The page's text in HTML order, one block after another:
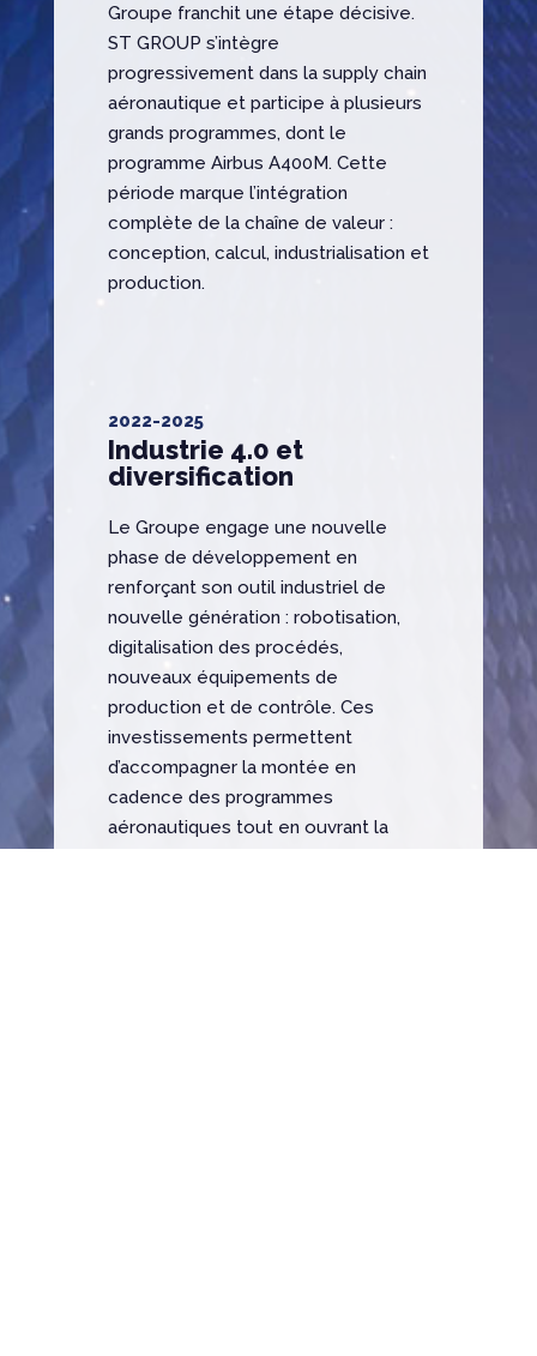
Groupe franchit une étape décisive.
ST GROUP s’intègre
progressivement dans la supply chain
aéronautique et participe à plusieurs
grands programmes, dont le
programme Airbus A400M. Cette
période marque l’intégration
complète de la chaîne de valeur :
conception, calcul, industrialisation et
production.
2022-2025
Industrie 4.0 et
diversification
Le Groupe engage une nouvelle
phase de développement en
renforçant son outil industriel de
nouvelle génération : robotisation,
digitalisation des procédés,
nouveaux équipements de
production et de contrôle. Ces
investissements permettent
d’accompagner la montée en
cadence des programmes
aéronautiques tout en ouvrant la